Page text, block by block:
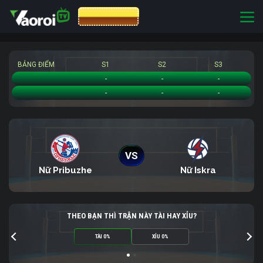
CƯỢC 8XBET
BẢNG ĐIỂM S1 S2
S3
Nữ Pribuzhe
- -
-
Nữ Iskra
- - -
Nữ Pribuzhe
VS
Nữ Iskra
THEO BẠN THÌ TRẬN NÀY TÀI HAY XỈU?
TÀI 0% XỈU 0%